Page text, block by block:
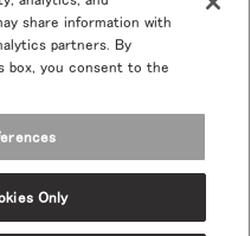
share information with
partners. By
box, you consent to the
Only